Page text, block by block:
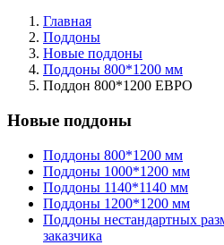
Главная
Поддоны
Новые поддоны
Поддоны 800*1200 мм
Поддон 800*1200 ЕВРО
Новые поддоны
Поддоны 800*1200 мм
Поддоны 1000*1200 мм
Поддоны 1140*1140 мм
Поддоны 1200*1200 мм
Поддоны нестандартных
заказчика